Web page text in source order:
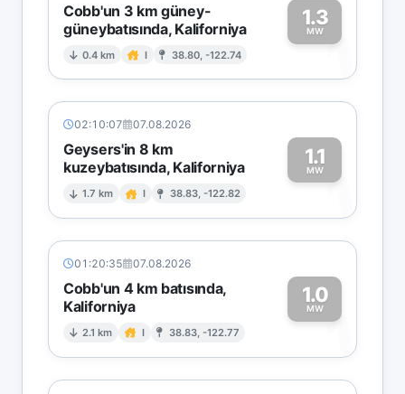
Cobb'un 3 km güney-
güneybatısında, Kaliforniya
0.4 km I 38.80, -122.74
1.3
MW1
02:10:07 07.08.2026
Geysers'in 8 km
kuzeybatısında, Kaliforniya
1.7 km I 38.83, -122.82
1.1
MW1
01:20:35 07.08.2026
Cobb'un 4 km batısında,
Kaliforniya
2.1 km I 38.83, -122.77
1.0
MW1